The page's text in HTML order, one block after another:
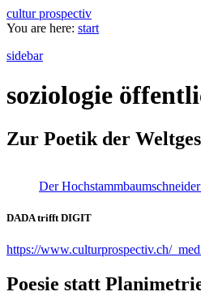
cultur prospectiv
You are here: start
sidebar
soziologie
Zur Poetik der
Der
DADA trifft DIGIT
https://www.culturprospectiv.ch/
Poesie statt